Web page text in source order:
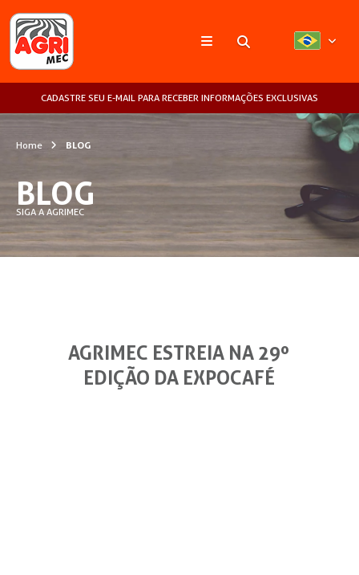
Pesquisar
CADASTRE SEU E-MAIL PARA RECEBER INFORMAÇÕES EXCLUSIVAS
Home BLOG
BLOG
SIGA A AGRIMEC
AGRIMEC ESTREIA NA 29º
EDIÇÃO DA EXPOCAFÉ